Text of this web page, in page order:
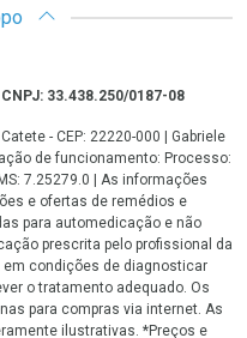
33.438.250/0187-08
- CEP: 22220-000 | Gabriele
de funcionamento: Processo:
7.25279.0 | As informações
e ofertas de remédios e
para automedicação e não
prescrita pelo profissional da
condições de diagnosticar
o tratamento adequado. Os
para compras via internet. As
ilustrativas. *Preços e